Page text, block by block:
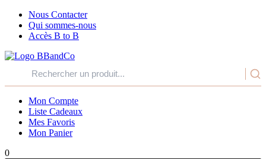
Nous Contacter
Qui sommes-nous
Accès B to B
Mon Compte
Liste Cadeaux
Mes Favoris
Mon Panier
0